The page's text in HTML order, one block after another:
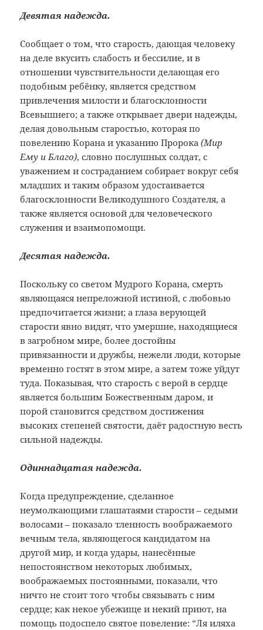
Девятая надежда.
Сообщает о том, что старость, дающая человеку
на деле вкусить слабость и бессилие, и в
отношении чувствительности делающая его
подобным ребёнку, является средством
привлечения милости и благосклонности
Всевышнего; а также открывает двери надежды,
делая довольным старостью, которая по
повелению Корана и указанию Пророка(Мир
Ему и Благо), словно послушных солдат, с
уважением и состраданием собирает вокруг себя
младших и таким образом удостаивается
благосклонности Великодушного Создателя, а
также является основой для человеческого
служения и взаимопомощи.
Десятая надежда.
Поскольку со светом Мудрого Корана, смерть
являющаяся непреложной истиной, с любовью
предпочитается жизни; а глаза верующей
старости явно видят, что умершие, находящиеся
в загробном мире, более достойны
привязанности и дружбы, нежели люди, которые
временно гостят в этом мире, а затем тоже уйдут
туда. Показывая, что старость с верой в сердце
является большим Божественным даром, и
порой становится средством достижения
высоких степеней святости, даёт радостную весть
сильной надежды.
Одиннадцатая надежда.
Когда предупреждение, сделанное
неумолкающими глашатаями старости – седыми
волосами – показало тленность воображаемого
вечным тела, являющегося кандидатом на
другой мир, и когда удары, нанесённые
непостоянством некоторых любимых,
воображаемых постоянными, показали, что
ничто не стоит того чтобы связывать с ним
сердце; как некое убежище и некий приют, на
помощь подоспело святое повеление: “Ля иляха